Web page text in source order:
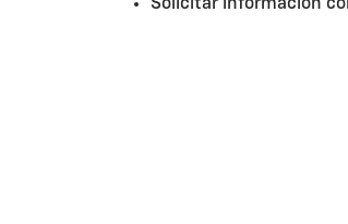
Solicitar información